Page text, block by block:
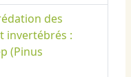
des
invertébrés :
(Pinus